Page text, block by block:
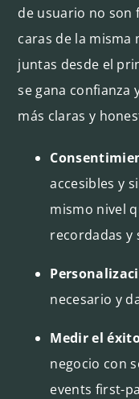
de usuario no son
caras de la misma
juntas desde el
se gana confianza
más claras y
accesibles y
mismo nivel
recordadas y
necesario y
Medir el
negocio con
events first-